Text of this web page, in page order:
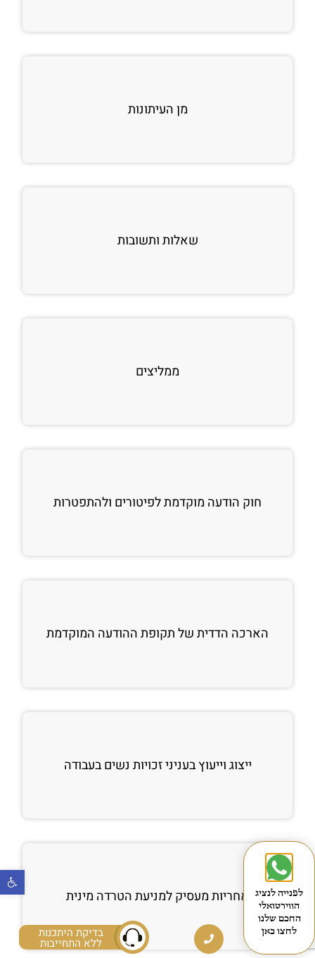
בדיקת היתכנות
ללא התחייבות
מן העיתונות
שאלות ותשובות
ממליצים
חוק הודעה מוקדמת לפיטורים ולהתפטרות
הארכה הדדית של תקופת ההודעה המוקדמת
ייצוג וייעוץ בעניני זכויות נשים בעבודה
אחריות מעסיק למניעת הטרדה מינית
לפנייה לנציג
הווירטואלי
החכם שלנו
לחצו כאן